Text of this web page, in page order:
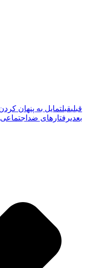
قبلیقبلتمایل به پنهان
بعدیرفتارهای ضداجتماعی